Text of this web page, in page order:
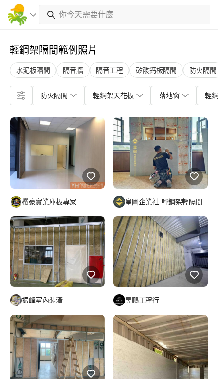
輕鋼架隔間範例照片
水泥板隔間 隔音牆 隔音工程 矽酸鈣板隔間 防火隔間
防火隔間 輕鋼架天花板 落地窗 輕
櫻豪實業庫板專家
振峰室內裝潢
皇圌企業社-輕鋼架輕隔間
昱鵬工程行